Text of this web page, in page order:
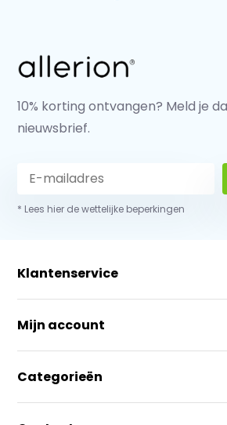
10% korting ontvangen? Meld je
nieuwsbrief.
* Lees hier de wettelijke beperkingen
Klantenservice
Mijn account
Categorieën